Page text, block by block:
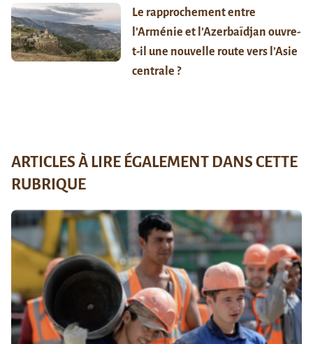
Le rapprochement entre
l’Arménie et l’Azerbaïdjan ouvre-
t-il une nouvelle route vers l’Asie
centrale ?
ARTICLES À LIRE ÉGALEMENT DANS CETTE
RUBRIQUE